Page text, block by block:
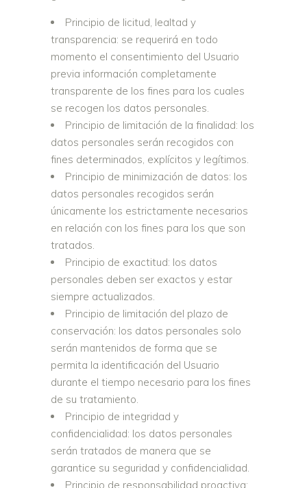
Principio de licitud, lealtad y
transparencia: se requerirá en todo
momento el consentimiento del Usuario
previa información completamente
transparente de los fines para los cuales
se recogen los datos personales.
Principio de limitación de la finalidad: los
datos personales serán recogidos con
fines determinados, explícitos y legítimos.
Principio de minimización de datos: los
datos personales recogidos serán
únicamente los estrictamente necesarios
en relación con los fines para los que son
tratados.
Principio de exactitud: los datos
personales deben ser exactos y estar
siempre actualizados.
Principio de limitación del plazo de
conservación: los datos personales solo
serán mantenidos de forma que se
permita la identificación del Usuario
durante el tiempo necesario para los fines
de su tratamiento.
Principio de integridad y
confidencialidad: los datos personales
serán tratados de manera que se
garantice su seguridad y confidencialidad.
Principio de responsabilidad proactiva: